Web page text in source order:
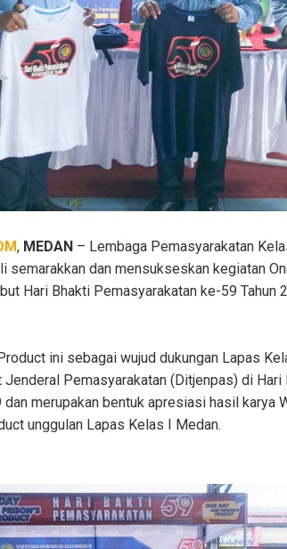
, MEDAN – Lembaga Pemasyarakatan
semarakkan dan mensukseskan kegiatan
Hari Bhakti Pemasyarakatan ke-59 Tahun
ini sebagai wujud dukungan Lapas
Pemasyarakatan (Ditjenpas) di Hari
merupakan bentuk apresiasi hasil karya
unggulan Lapas Kelas I Medan.